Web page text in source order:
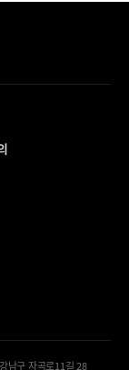
남구 자곡로11길 28